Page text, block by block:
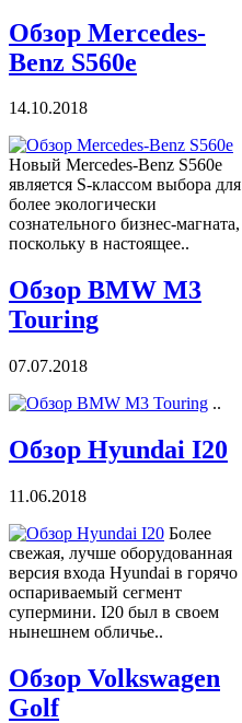
Обзор Mercedes-
Benz S560e
14.10.2018
Новый Mercedes-Benz S560e
является S-классом выбора для
более экологически
сознательного бизнес-магната,
поскольку в настоящее..
Обзор BMW M3
Touring
07.07.2018
..
Обзор Hyundai I20
11.06.2018
Более
свежая, лучше оборудованная
версия входа Hyundai в горячо
оспариваемый сегмент
супермини. I20 был в своем
нынешнем обличье..
Обзор Volkswagen
Golf